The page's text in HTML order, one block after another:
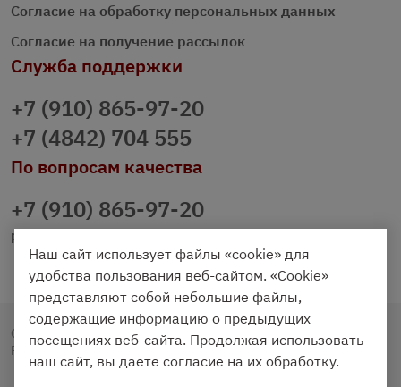
Согласие на обработку персональных данных
Согласие на получение рассылок
Служба поддержки
+7 (910) 865-97-20
+7 (4842) 704 555
По вопросам качества
+7 (910) 865-97-20
prazdnichniy40@palmi.ru
Copyright © 2020 - 2026. Праздничный Стол.
Разработка и продвижение - Vegas Studio
Наш сайт использует файлы «cookie» для
удобства пользования веб-сайтом. «Cookie»
представляют собой небольшие файлы,
содержащие информацию о предыдущих
посещениях веб-сайта. Продолжая использовать
наш сайт, вы даете согласие на их обработку.